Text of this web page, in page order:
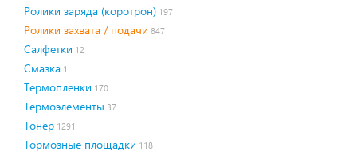
Ролики заряда (коротрон) 197
Ролики захвата / подачи 847
Салфетки 12
Смазка 1
Термопленки 170
Термоэлементы 37
Тонер 1291
Тормозные площадки 118